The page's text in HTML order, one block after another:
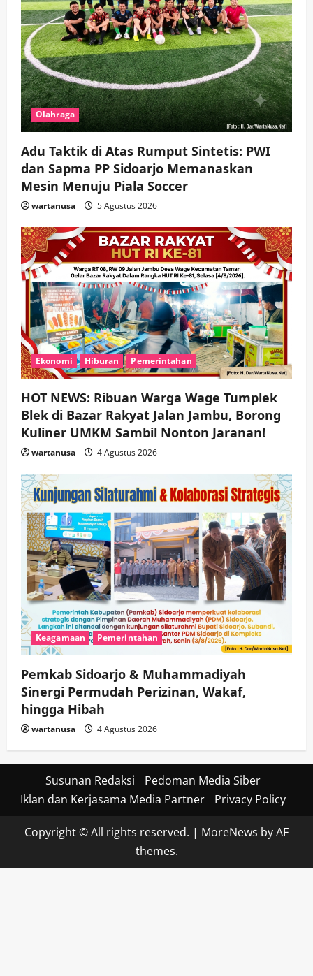
Olahraga
Adu Taktik di Atas Rumput Sintetis: PWI
dan Sapma PP Sidoarjo Memanaskan
Mesin Menuju Piala Soccer
wartanusa 5 Agustus 2026
Ekonomi Hiburan Pemerintahan
HOT NEWS: Ribuan Warga Wage Tumplek
Blek di Bazar Rakyat Jalan Jambu, Borong
Kuliner UMKM Sambil Nonton Jaranan!
wartanusa 4 Agustus 2026
Keagamaan Pemerintahan
Pemkab Sidoarjo & Muhammadiyah
Sinergi Permudah Perizinan, Wakaf,
hingga Hibah
wartanusa 4 Agustus 2026
Susunan Redaksi
Pedoman Media Siber
Iklan dan Kerjasama Media Partner
Privacy Policy
Copyright © All rights reserved. | MoreNews by AF
themes.